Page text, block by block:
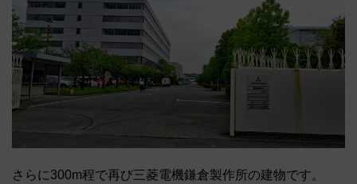
さらに300m程で再び三菱電機鎌倉製作所の建物です。